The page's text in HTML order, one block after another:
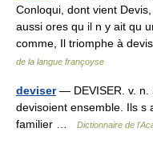
Conloqui, dont vient
aussi ores qu il n y ait qu
comme, Il triomphe à
de la langue françoyse
deviser— DEVISER. v. n.
devisoient ensemble. Ils s
familier …
Dictionnaire de